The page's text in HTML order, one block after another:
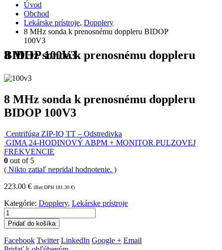
Úvod
Obchod
Lekárske prístroje, Dopplery
8 MHz sonda k prenosnému doppleru BIDOP
100V3
8 MHz sonda k prenosnému doppleru BIDOP 100V3
8 MHz sonda k prenosnému doppleru
BIDOP 100V3
Centrifúga ZIP-IQ TT – Odstredivka
GIMA 24-HODINOVÝ ABPM + MONITOR PULZOVEJ
FREKVENCIE
0 out of 5
( Nikto zatiaľ nepridal hodnotenie. )
223.00 € (Bez DPH 181.30 €)
Kategórie: Dopplery, Lekárske prístroje
Pridať do košíka
Facebook Twitter LinkedIn Google + Email